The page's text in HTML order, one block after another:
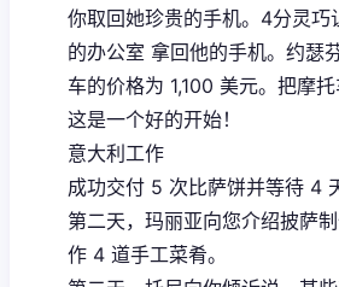
你取回她珍贵的手机。4分灵巧
的办公室 拿回他的手机。约瑟
车的价格为 1,100 美元。把摩托
这是一个好的开始！
意大利工作
成功交付 5 次比萨饼并等待 4
第二天，玛丽亚向您介绍披萨
作 4 道手工菜肴。